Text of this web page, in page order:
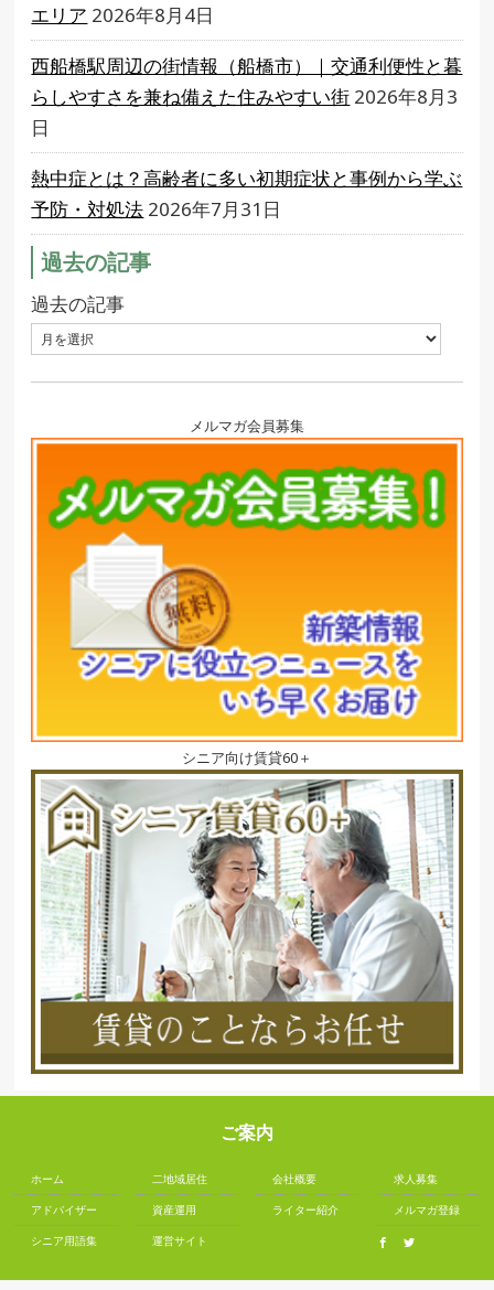
エリア 2026年8月4日
西船橋駅周辺の街情報（船橋市）｜交通利便性と暮
らしやすさを兼ね備えた住みやすい街 2026年8月3
日
熱中症とは？高齢者に多い初期症状と事例から学ぶ
予防・対処法 2026年7月31日
過去の記事
過去の記事
メルマガ会員募集
シニア向け賃貸60＋
ご案内
ホーム
アドバイザー
シニア用語集
二地域居住
資産運用
運営サイト
会社概要
ライター紹介
求人募集
メルマガ登録